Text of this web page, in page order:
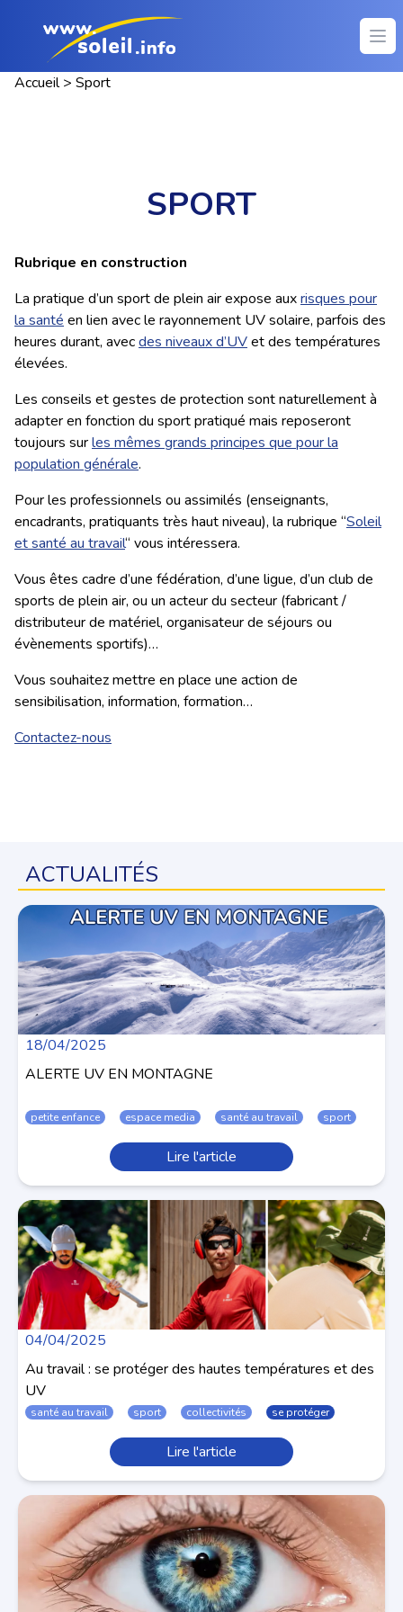
Accueil > Sport
SPORT
Rubrique en construction
La pratique d’un sport de plein air expose auxrisques pour
la santé en lien avec le rayonnement UV solaire, parfois des
heures durant, avecdes niveaux d’UVet des températures
élevées.
Les conseils et gestes de protection sont naturellement à
adapter en fonction du sport pratiqué mais reposeront
toujours surles mêmes grands principes que pour la
population générale.
Pour les professionnels ou assimilés (enseignants,
encadrants, pratiquants très haut niveau), la rubrique “Soleil
et santé au travail“ vous intéressera.
Vous êtes cadre d’une fédération, d’une ligue, d’un club de
sports de plein air, ou un acteur du secteur (fabricant /
distributeur de matériel, organisateur de séjours ou
évènements sportifs)…
Vous souhaitez mettre en place une action de
sensibilisation, information, formation…
Contactez-nous
ACTUALITÉS
18/04/2025
ALERTE UV EN MONTAGNE
petite enfance espace media santé au travail sport
Lire l'article
04/04/2025
Au travail : se protéger des hautes températures et des
UV
santé au travail sport collectivités se protéger
Lire l'article